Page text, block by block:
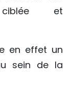
ciblée et
en effet un
sein de la